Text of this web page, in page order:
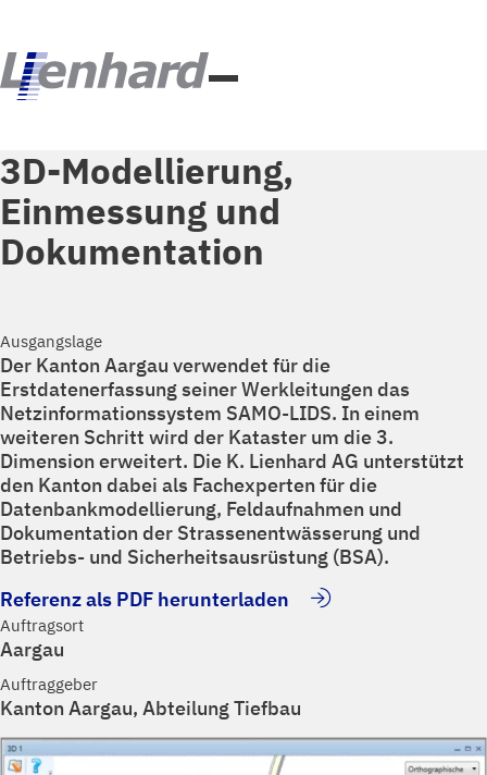
3D-Modellierung,
Einmessung und
Dokumentation
Ausgangslage
Der Kanton Aargau verwendet für die
Erstdatenerfassung seiner Werkleitungen das
Netzinformationssystem SAMO-LIDS. In einem
weiteren Schritt wird der Kataster um die 3.
Dimension erweitert. Die K. Lienhard AG unterstützt
den Kanton dabei als Fachexperten für die
Datenbankmodellierung, Feldaufnahmen und
Dokumentation der Strassenentwässerung und
Betriebs- und Sicherheitsausrüstung (BSA).
Referenz als PDF herunterladen
Auftragsort
Aargau
Auftraggeber
Kanton Aargau, Abteilung Tiefbau